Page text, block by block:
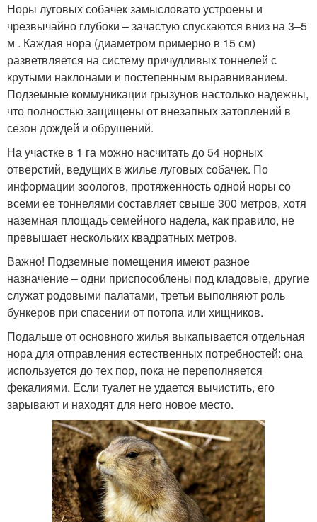
Норы луговых собачек замысловато устроены и
чрезвычайно глубоки – зачастую спускаются вниз на 3–5
м . Каждая нора (диаметром примерно в 15 см)
разветвляется на систему причудливых тоннелей с
крутыми наклонами и постепенным выравниванием.
Подземные коммуникации грызунов настолько надежны,
что полностью защищены от внезапных затоплений в
сезон дождей и обрушений.
На участке в 1 га можно насчитать до 54 норных
отверстий, ведущих в жилье луговых собачек. По
информации зоологов, протяженность одной норы со
всеми ее тоннелями составляет свыше 300 метров, хотя
наземная площадь семейного надела, как правило, не
превышает нескольких квадратных метров.
Важно! Подземные помещения имеют разное
назначение – одни приспособлены под кладовые, другие
служат родовыми палатами, третьи выполняют роль
бункеров при спасении от потопа или хищников.
Подальше от основного жилья выкапывается отдельная
нора для отправления естественных потребностей: она
используется до тех пор, пока не переполняется
фекалиями. Если туалет не удается вычистить, его
зарывают и находят для него новое место.